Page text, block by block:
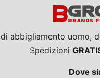
di abbigliamento uomo,
Spedizioni
Dove